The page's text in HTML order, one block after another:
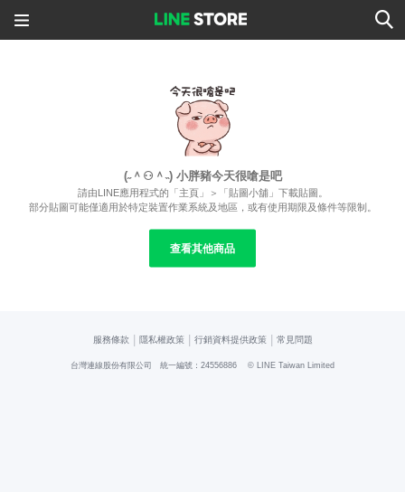
(˶＾⚇＾˵) 小胖豬今天很嗆是吧
請由LINE應用程式的「主頁」＞「貼圖小舖」下載貼圖。
部分貼圖可能僅適用於特定裝置作業系統及地區，或有使用期限及條件等限制。
查看其他商品
服務條款 隱私權政策 行銷資料提供政策 常見問題
台灣連線股份有限公司 統一編號：24556886 © LINE Taiwan Limited